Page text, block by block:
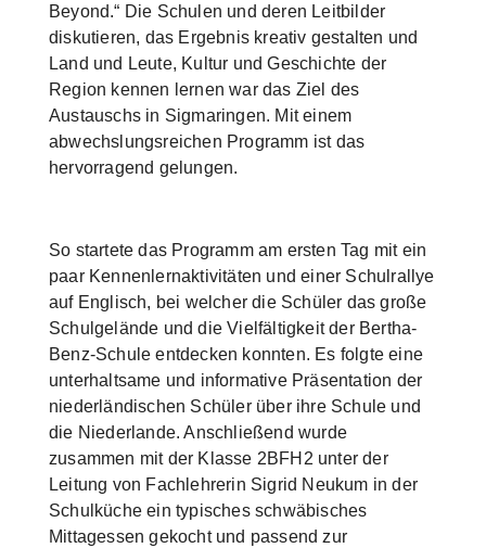
Beyond.“ Die Schulen und deren Leitbilder
diskutieren, das Ergebnis kreativ gestalten und
Land und Leute, Kultur und Geschichte der
Region kennen lernen war das Ziel des
Austauschs in Sigmaringen. Mit einem
abwechslungsreichen Programm ist das
hervorragend gelungen.
So startete das Programm am ersten Tag mit ein
paar Kennenlernaktivitäten und einer Schulrallye
auf Englisch, bei welcher die Schüler das große
Schulgelände und die Vielfältigkeit der Bertha-
Benz-Schule entdecken konnten. Es folgte eine
unterhaltsame und informative Präsentation der
niederländischen Schüler über ihre Schule und
die Niederlande. Anschließend wurde
zusammen mit der Klasse 2BFH2 unter der
Leitung von Fachlehrerin Sigrid Neukum in der
Schulküche ein typisches schwäbisches
Mittagessen gekocht und passend zur